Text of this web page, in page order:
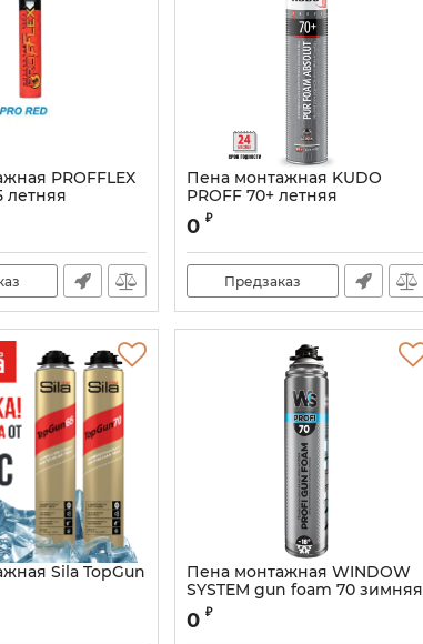
PROFFLEX
летняя
Пена монтажная KUDO
PROFF 70+ летняя
0 ₽
Предзаказ
Sila TopGun
Пена монтажная WINDOW
SYSTEM gun foam 70 зимняя
Артикул:
0 ₽